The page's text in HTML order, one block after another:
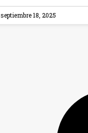
septiembre 18, 2025